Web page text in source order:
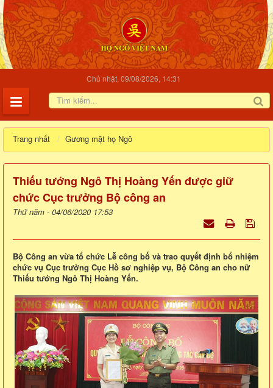
Chủ nhật, 09/08/2026, 14:31
Trang nhất Gương mặt họ Ngô
Thiếu tướng Ngô Thị Hoàng Yến được giữ
chức Cục trưởng Bộ công an
Thứ năm - 04/06/2020 17:53
Bộ Công an vừa tổ chức Lễ công bố và trao quyết định bổ nhiệm
chức vụ Cục trưởng Cục Hồ sơ nghiệp vụ, Bộ Công an cho nữ
Thiếu tướng Ngô Thị Hoàng Yến.